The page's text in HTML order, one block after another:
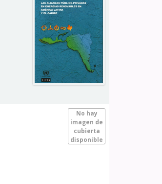
No hay
imagen de
cubierta
disponible